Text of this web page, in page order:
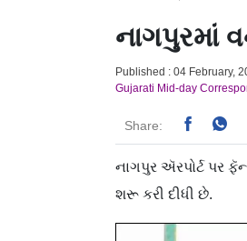
નાગપુરમાં
Published : 04 February,
Gujarati Mid-day
Share:
નાગપુર ઍરપોર્ટ પર
શરૂ કરી દીધી છે.